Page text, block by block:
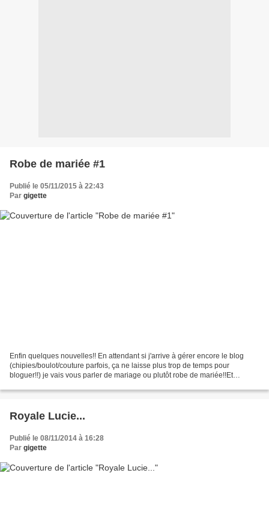
Robe de mariée #1
Publié le 05/11/2015 à 22:43
Par gigette
Enfin quelques nouvelles!! En attendant si j'arrive à gérer encore le blog
(chipies/boulot/couture parfois, ça ne laisse plus trop de temps pour
bloguer!!) je vais vous parler de mariage ou plutôt robe de mariée!!Et
Royale Lucie...
Publié le 08/11/2014 à 16:28
Par gigette